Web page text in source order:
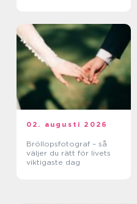
02. augusti 2026
Bröllopsfotograf – så
väljer du rätt för livets
viktigaste dag